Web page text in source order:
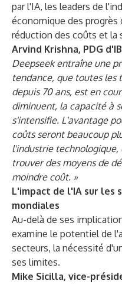
par l'IA, les leaders de
économique des progrès
réduction des coûts et la
Arvind Krishna, PDG
Deepseek entraîne une
tendance, que toutes les
depuis 70 ans, est en
diminuent, la capacité à
s'intensifie. L'avantage
coûts seront beaucoup
l'industrie technologique,
trouver des moyens de
moindre coût. »
L'impact de l'IA sur les
mondiales
Au-delà de ses
examine le potentiel de
secteurs, la nécessité
ses limites.
Mike Sicilla, vice-